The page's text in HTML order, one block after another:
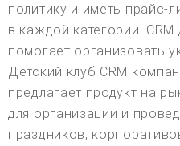
политику и иметь прайс-
в каждой категории. CRM
помогает организовать
Детский клуб CRM
предлагает продукт на
для организации и
праздников,